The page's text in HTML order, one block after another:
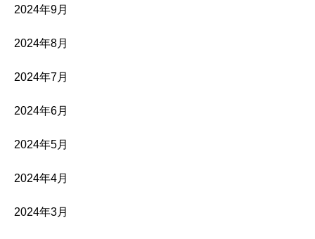
2024年9月
2024年8月
2024年7月
2024年6月
2024年5月
2024年4月
2024年3月